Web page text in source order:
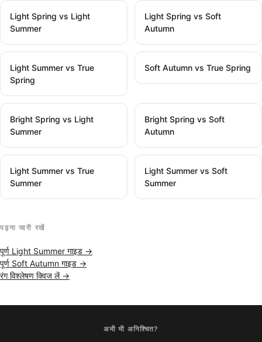
Light Spring vs Light
Summer
Light Spring vs Soft
Autumn
Light Summer vs True
Spring
Soft Autumn vs True Spring
Bright Spring vs Light
Summer
Bright Spring vs Soft
Autumn
Light Summer vs True
Summer
Light Summer vs Soft
Summer
पढ़ना जारी रखें
पूर्ण Light Summer गाइड →
पूर्ण Soft Autumn गाइड →
रंग विश्लेषण क्विज लें →
अभी भी अनिश्चित?